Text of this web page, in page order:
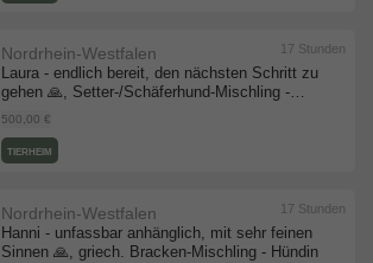
Laura - endlich bereit, den nächsten Schritt zu
gehen 🙏, Setter-/Schäferhund-Mischling -
Hündin
Nordrhein-Westfalen
500,00 €
17 Stunden
TIERHEIM
Hanni - unfassbar anhänglich, mit sehr feinen
Sinnen 🙏, griech. Bracken-Mischling - Hündin
Nordrhein-Westfalen 17 Stunden